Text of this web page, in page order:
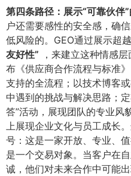
第四条路径：展示“可靠伙伴
户还需要感性的安全感，确
低风险的。GEO通过展示超
友好性”​ ，来建立这种情感
布《供应商合作流程与标准
支持的全流程；以技术博客
中遇到的挑战与解决思路；
答”活动，展现团队的专业风
上展现企业文化与员工成长
号：这是一家开放、专业、
是一个交易对象。当客户在
诚，他们对未来合作中可能